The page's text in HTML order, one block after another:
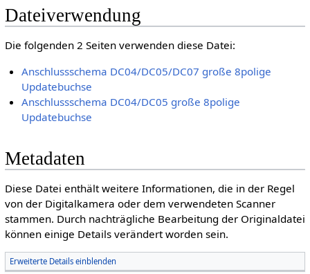
Dateiverwendung
Die folgenden 2 Seiten verwenden diese Datei:
Anschlussschema DC04/DC05/DC07 große 8polige
Updatebuchse
Anschlussschema DC04/DC05 große 8polige
Updatebuchse
Metadaten
Diese Datei enthält weitere Informationen, die in der Regel
von der Digitalkamera oder dem verwendeten Scanner
stammen. Durch nachträgliche Bearbeitung der Originaldatei
können einige Details verändert worden sein.
Erweiterte Details einblenden